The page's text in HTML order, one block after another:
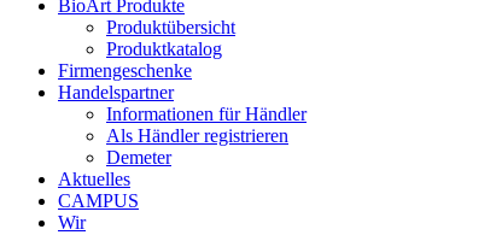
BioArt Produkte
Produktübersicht
Produktkatalog
Firmengeschenke
Handelspartner
Informationen für Händler
Als Händler registrieren
Demeter
Aktuelles
CAMPUS
Wir